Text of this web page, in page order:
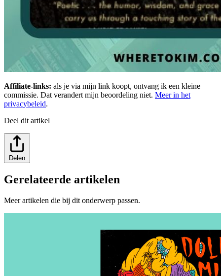
Affiliate-links: als je via mijn link koopt, ontvang ik een kleine
commissie. Dat verandert mijn beoordeling niet. Meer in het
privacybeleid.
Deel dit artikel
Delen
Gerelateerde artikelen
Meer artikelen die bij dit onderwerp passen.